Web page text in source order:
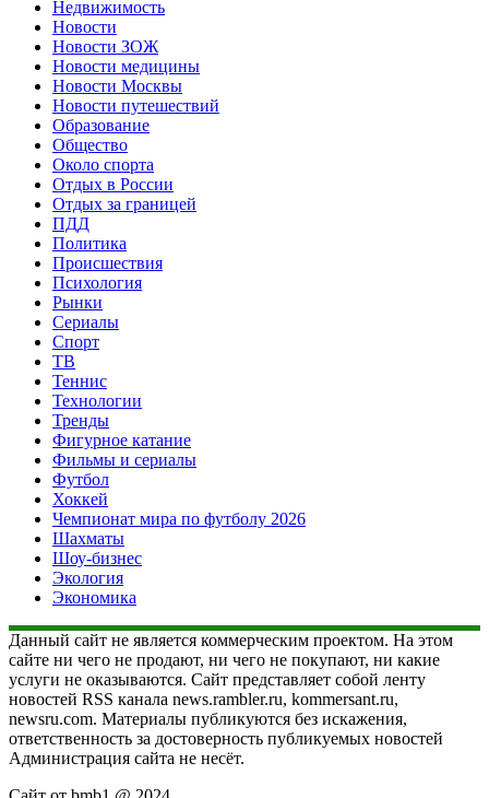
Недвижимость
Новости
Новости ЗОЖ
Новости медицины
Новости Москвы
Новости путешествий
Образование
Общество
Около спорта
Отдых в России
Отдых за границей
ПДД
Политика
Происшествия
Психология
Рынки
Сериалы
Спорт
ТВ
Теннис
Технологии
Тренды
Фигурное катание
Фильмы и сериалы
Футбол
Хоккей
Чемпионат мира по футболу 2026
Шахматы
Шоу-бизнес
Экология
Экономика
Данный сайт не является коммерческим проектом. На этом
сайте ни чего не продают, ни чего не покупают, ни какие
услуги не оказываются. Сайт представляет собой ленту
новостей RSS канала news.rambler.ru, kommersant.ru,
newsru.com. Материалы публикуются без искажения,
ответственность за достоверность публикуемых новостей
Администрация сайта не несёт.